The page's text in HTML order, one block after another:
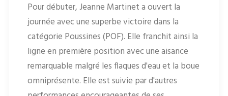
Pour débuter, Jeanne Martinet a ouvert la
journée avec une superbe victoire dans la
catégorie Poussines (POF). Elle franchit ainsi la
ligne en première position avec une aisance
remarquable malgré les flaques d'eau et la boue
omniprésente. Elle est suivie par d'autres